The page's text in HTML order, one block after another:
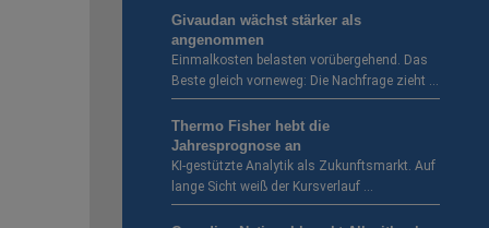
Givaudan wächst stärker als
angenommen
Einmalkosten belasten vorübergehend. Das
Beste gleich vorneweg: Die Nachfrage zieht …
Thermo Fisher hebt die
Jahresprognose an
KI-gestützte Analytik als Zukunftsmarkt. Auf
lange Sicht weiß der Kursverlauf …